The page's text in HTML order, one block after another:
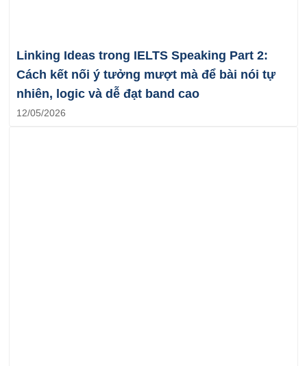
Linking Ideas trong IELTS Speaking Part 2:
Cách kết nối ý tưởng mượt mà để bài nói tự
nhiên, logic và dễ đạt band cao
12/05/2026